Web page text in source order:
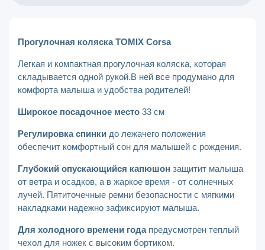
Прогулочная коляска TOMIX Corsa
Легкая и компактная прогулочная коляска, которая
складывается одной рукой.В ней все продумано для
комфорта малыша и удобства родителей!
Широкое посадочное место 33 см
Регулировка спинки до лежачего положения
обеспечит комфортный сон для малышей с рождения.
Глубокий опускающийся капюшон защитит малыша
от ветра и осадков, а в жаркое время - от солнечных
лучей. Пятиточечные ремни безопасности с мягкими
накладками надежно зафиксируют малыша.
Для холодного времени годапредусмотрен теплый
чехол для ножек с высоким бортиком.